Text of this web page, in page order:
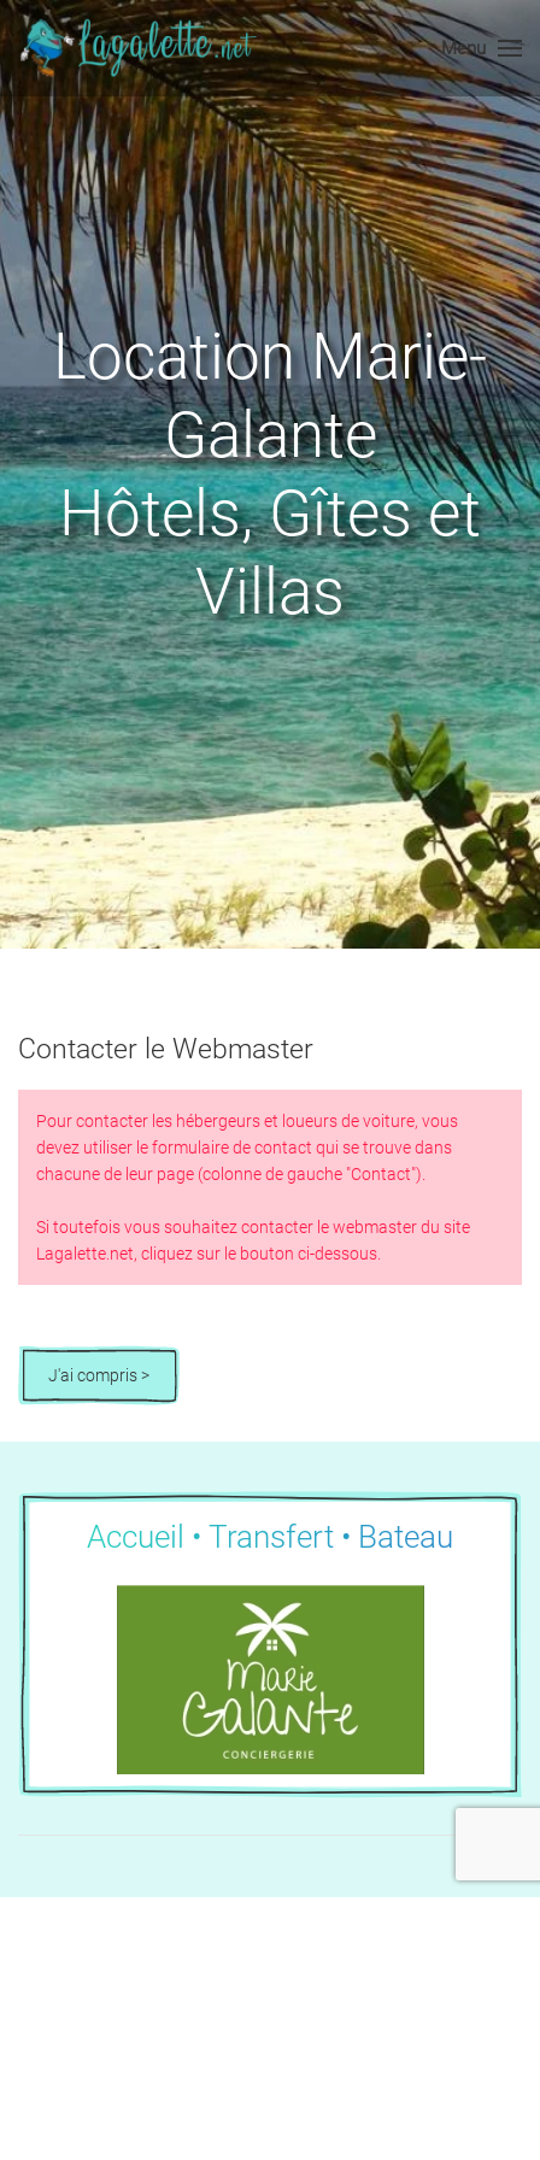
Accéder au contenu principal
Menu
Location Marie-
Galante
Hôtels, Gîtes et
Villas
Contacter le Webmaster
Pour contacter les hébergeurs et loueurs de voiture, vous
devez utiliser le formulaire de contact qui se trouve dans
chacune de leur page (colonne de gauche "Contact").
Si toutefois vous souhaitez contacter le webmaster du site
Lagalette.net, cliquez sur le bouton ci-dessous.
J'ai compris >
Accueil • Transfert • Bateau